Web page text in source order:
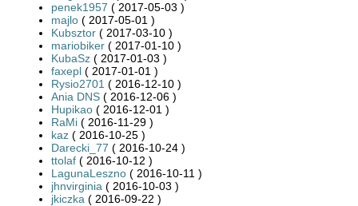
penek1957 ( 2017-05-03 )
majlo ( 2017-05-01 )
Kubsztor ( 2017-03-10 )
mariobiker ( 2017-01-10 )
KubaSz ( 2017-01-03 )
faxepl ( 2017-01-01 )
Rysio2701 ( 2016-12-10 )
Ania DNS ( 2016-12-06 )
Hupikao ( 2016-12-01 )
RaMi ( 2016-11-29 )
kaz ( 2016-10-25 )
Darecki_77 ( 2016-10-24 )
ttolaf ( 2016-10-12 )
LagunaLeszno ( 2016-10-11 )
jhnvirginia ( 2016-10-03 )
jkiczka ( 2016-09-22 )